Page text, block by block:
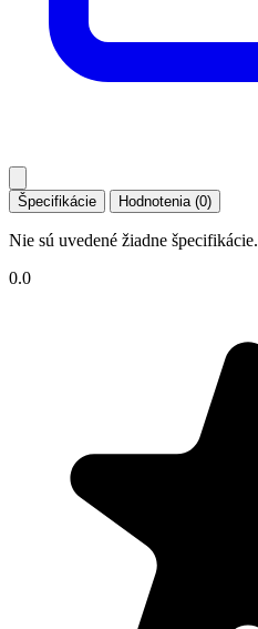
Špecifikácie Hodnotenia (0)
Nie sú uvedené žiadne špecifikácie.
0.0